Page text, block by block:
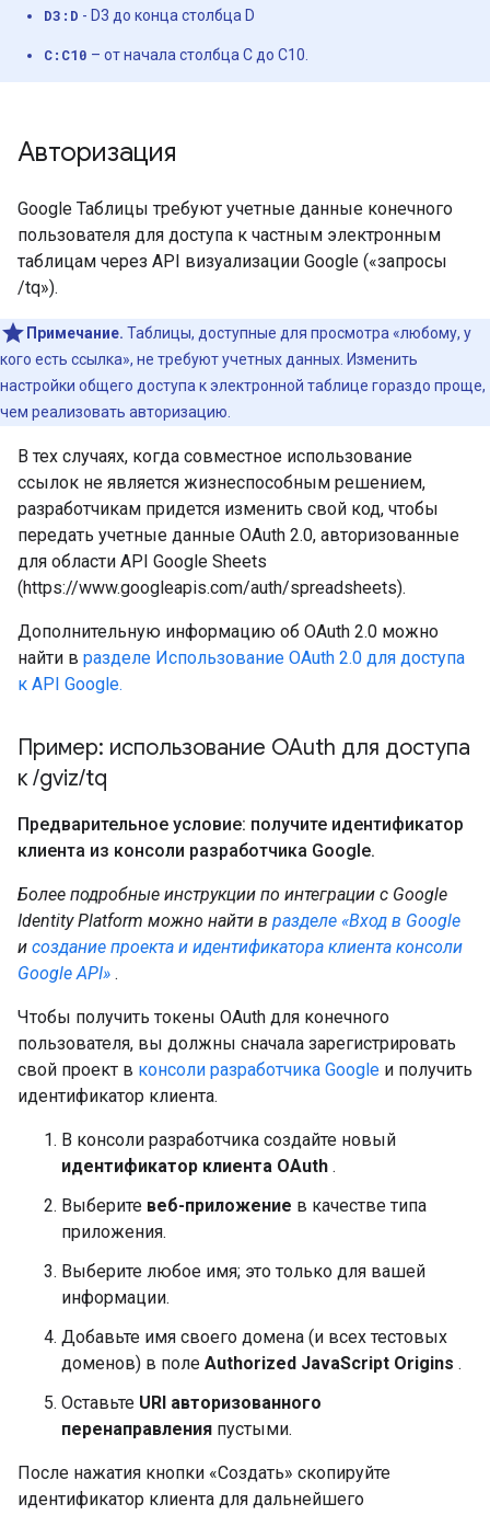
D3:D - D3 до конца столбца D
C:C10 – от начала столбца C до C10.
Авторизация
Google Таблицы требуют учетные данные конечного
пользователя для доступа к частным электронным
таблицам через API визуализации Google («запросы
/tq»).
Примечание. Таблицы, доступные для просмотра «любому, у
кого есть ссылка», не требуют учетных данных. Изменить
настройки общего доступа к электронной таблице гораздо проще,
чем реализовать авторизацию.
В тех случаях, когда совместное использование
ссылок не является жизнеспособным решением,
разработчикам придется изменить свой код, чтобы
передать учетные данные OAuth 2.0, авторизованные
для области API Google Sheets
(https://www.googleapis.com/auth/spreadsheets).
Дополнительную информацию об OAuth 2.0 можно
найти в разделе Использование OAuth 2.0 для доступа
к API Google.
Пример: использование OAuth для доступа
к/gviz/tq
Предварительное условие: получите идентификатор
клиента из консоли разработчика Google.
Более подробные инструкции по интеграции с Google
Identity Platform можно найти в разделе «Вход в Google
и создание проекта и идентификатора клиента консоли
Google API» .
Чтобы получить токены OAuth для конечного
пользователя, вы должны сначала зарегистрировать
свой проект в консоли разработчика Google и получить
идентификатор клиента.
В консоли разработчика создайте новый
идентификатор клиента OAuth .
Выберите веб-приложение в качестве типа
приложения.
Выберите любое имя; это только для вашей
информации.
Добавьте имя своего домена (и всех тестовых
доменов) в поле Authorized JavaScript Origins .
Оставьте URI авторизованного
перенаправления пустыми.
После нажатия кнопки «Создать» скопируйте
идентификатор клиента для дальнейшего